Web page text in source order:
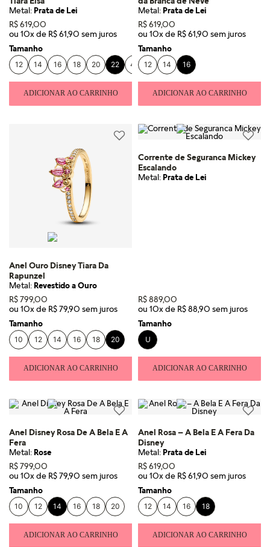
Metal:Prata de Lei
R$619,00
ou 10x de R$61,90
Tamanho
12 14 16 18 20 22 48
ADICIONAR AO CARRINHO
Metal:Prata de Lei
R$619,00
ou 10x de R$61,90
Tamanho
12 14 16
ADICIONAR AO CARRINHO
Anel Ouro Disney Tiara Da
Rapunzel
Metal:Revestido a Ouro
R$799,00
ou 10x de R$79,90
Tamanho
10 12 14 16 18 20
ADICIONAR AO CARRINHO
Corrente de Seguranca Mickey
Escalando
Metal:Prata de Lei
R$889,00
ou 10x de R$88,90
Tamanho
U
ADICIONAR AO CARRINHO
Anel Disney Rosa De A Bela E A
Fera
Metal:Rose
R$799,00
ou 10x de R$79,90
Tamanho
10 12 14 16 18 20
ADICIONAR AO CARRINHO
Anel Rosa – A Bela E A Fera Da
Disney
Metal:Prata de Lei
R$619,00
ou 10x de R$61,90
Tamanho
12 14 16 18
ADICIONAR AO CARRINHO